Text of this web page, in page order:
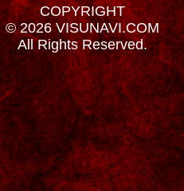
COPYRIGHT
© 2026 VISUNAVI.COM
All Rights Reserved.